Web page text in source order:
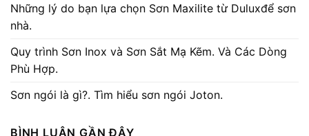
Những lý do bạn lựa chọn Sơn Maxilite từ Duluxđể sơn
nhà.
Quy trình Sơn Inox và Sơn Sắt Mạ Kẽm. Và Các Dòng
Phù Hợp.
Sơn ngói là gì?. Tìm hiểu sơn ngói Joton.
BÌNH LUẬN GẦN ĐÂY